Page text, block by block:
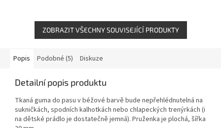
ZOBRAZIT VŠECHNY SOUVISEJÍCÍ PRODUKTY
Popis Podobné (5) Diskuze
Detailní popis produktu
Tkaná guma do pasu v béžové barvě bude nepřehlédnutelná na
sukničkách, spodních kalhotkách nebo chlapeckých trenýrkách (i
na dětské prádlo je dostatečně jemná). Pruženka je plochá, šířka